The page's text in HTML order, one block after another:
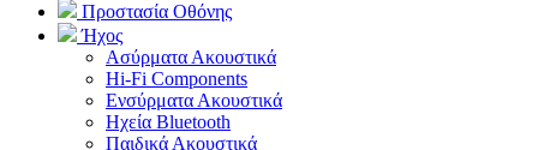
Προστασία Οθόνης
Ήχος
Ασύρματα Ακουστικά
Hi-Fi Components
Ενσύρματα Ακουστικά
Ηχεία Bluetooth
Παιδικά Ακουστικά